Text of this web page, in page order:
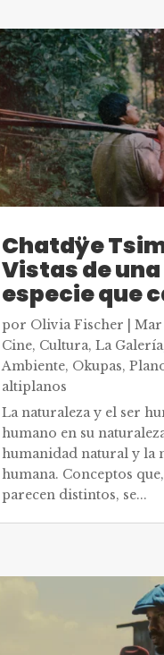
Chatdÿe
Vistas de una
especie que
por Olivia Fischer Mar
Cine, Cultura, La Galería
Ambiente, Okupas,
altiplanos
La naturaleza y el ser
humano en su
humanidad natural y la
humana. Conceptos
parecen distintos, se...